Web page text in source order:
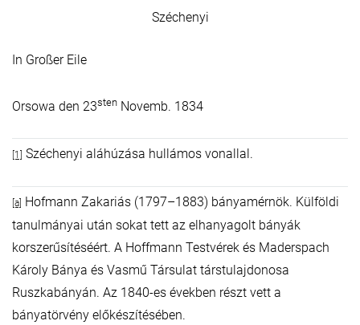
Széchenyi
In Großer Eile
Orsowa den 23sten Novemb. 1834
[1] Széchenyi aláhúzása hullámos vonallal.
[a]
Hofmann Zakariás (1797–1883) bányamérnök. Külföldi
tanulmányai után sokat tett az elhanyagolt bányák
korszerűsítéséért. A Hoffmann Testvérek és Maderspach
Károly Bánya és Vasmű Társulat társtulajdonosa
Ruszkabányán. Az 1840-es években részt vett a
bányatörvény előkészítésében.